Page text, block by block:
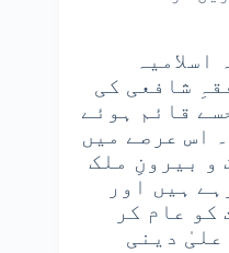
شافعی کی
قائم ہوئے
اس عرصے میں
و بیرونِ ملک
ہیں اور
عام کر
دینی